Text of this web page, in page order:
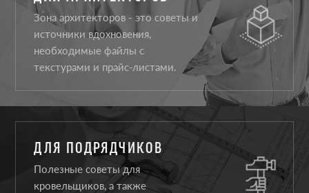
Зона архитекторов - это советы и
источники вдохновения,
необходимые файлы с
текстурами и прайс-листами.
ДЛЯ ПОДРЯДЧИКОВ
Полезные советы для
кровельщиков, а также